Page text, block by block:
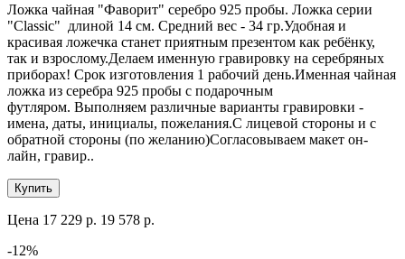
Ложка чайная "Фаворит" серебро 925 пробы. Ложка серии
"Classic" длиной 14 см. Средний вес - 34 гр.Удобная и
красивая ложечка станет приятным презентом как ребёнку,
так и взрослому.Делаем именную гравировку на серебряных
приборах! Срок изготовления 1 рабочий день.Именная чайная
ложка из серебра 925 пробы с подарочным
футляром. Выполняем различные варианты гравировки -
имена, даты, инициалы, пожелания.С лицевой стороны и с
обратной стороны (по желанию)Согласовываем макет он-
лайн, гравир..
Купить
Цена 17 229 р. 19 578 р.
-12%